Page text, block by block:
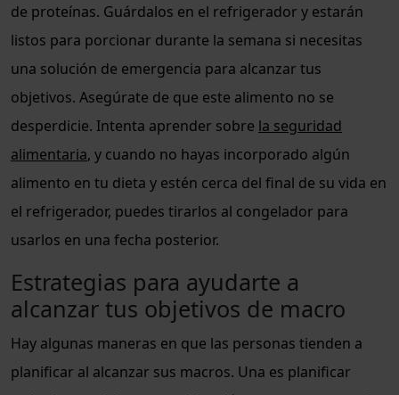
de proteínas. Guárdalos en el refrigerador y estarán
listos para porcionar durante la semana si necesitas
una solución de emergencia para alcanzar tus
objetivos. Asegúrate de que este alimento no se
desperdicie. Intenta aprender sobre la seguridad
alimentaria, y cuando no hayas incorporado algún
alimento en tu dieta y estén cerca del final de su vida en
el refrigerador, puedes tirarlos al congelador para
usarlos en una fecha posterior.
Estrategias para ayudarte a
alcanzar tus objetivos de macro
Hay algunas maneras en que las personas tienden a
planificar al alcanzar sus macros. Una es planificar